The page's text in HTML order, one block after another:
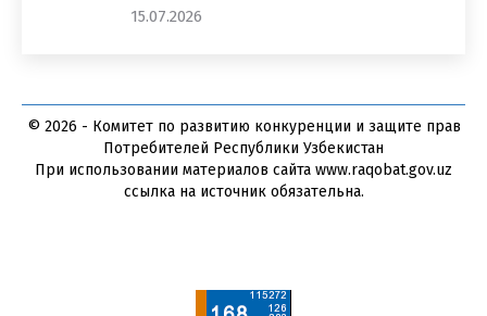
15.07.2026
© 2026 - Комитет по развитию конкуренции и защите прав
Потребителей Республики Узбекистан
При использовании материалов сайта www.raqobat.gov.uz
ссылка на источник обязательна.